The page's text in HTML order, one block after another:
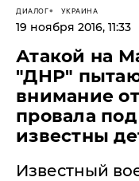
ДИАЛОГ УКРАИНА
19 ноября 2016, 11:33
Атакой на
"ДНР"
внимание
провала
известны
​Известный